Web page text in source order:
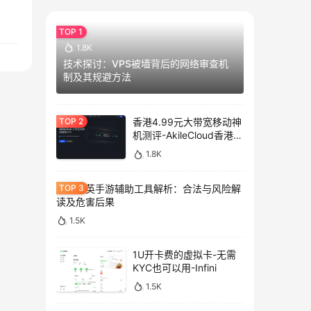
1.8K
技术探讨：VPS被墙背后的网络审查机
制及其规避方法
香港4.99元大带宽移动神
机测评-AkileCloud香港大
带宽服务器测评
1.8K
和平精英手游辅助工具解析：合法与风险解
读及危害后果
1.5K
1U开卡费的虚拟卡-无需
KYC也可以用-Infini
1.5K